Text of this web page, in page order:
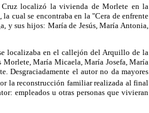
localizó la vivienda de Morlete en la
cual se encontraba en la "Cera de enfrente
y sus hijos: María de Jesús, María Antonia,
localizaba en el callejón del Arquillo de la
Morlete, María Micaela, María Josefa, María
Desgraciadamente el autor no da mayores
la reconstrucción familiar realizada al final
empleados u otras personas que vivieran